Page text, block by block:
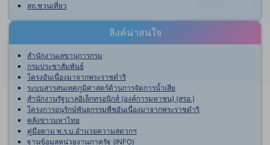
สถ.ชวนเที่ยว
ลิงค์น่าสนใจ
สำนักงานเลขานุการกรม
กรมประชาสัมพันธ์
โครงอันเนื่องมาจากพระราชดำริ
ระบบสารสนเทศภูมิศาสตร์ด้านการจัดการน้ำเสีย
สำนักงานรัฐบาลอิเล็กทรอนิกส์ (องค์การมหาชน) (สรอ.)
โครงการอนุรักษ์พันธุกรรมพืชอันเนื่องมาจากพระราชดำริ
คลังข่าวมหาไทย
คู่มือตาม พ.ร.บ.อำนวยความสดวกฯ
ฐานข้อมูลหน่วยงานภาครัฐ (INFO)